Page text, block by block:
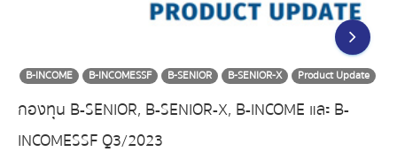
B-INCOME B-INCOMESSF B-SENIOR B-SENIOR-X Product Update
กองทุน B-SENIOR, B-SENIOR-X, B-INCOME และ B-
INCOMESSF Q3/2023